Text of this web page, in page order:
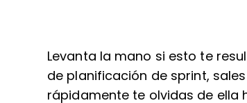
Levanta la mano si esto te
de planificación de sprint,
rápidamente te olvidas de ella